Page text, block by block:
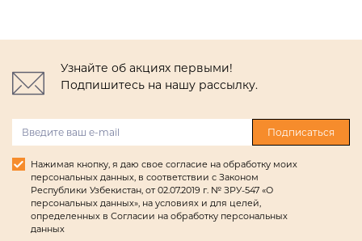
Узнайте об акциях первыми!
Подпишитесь на нашу рассылку.
Подписаться
Нажимая кнопку, я даю свое согласие на обработку моих
персональных данных, в соответствии с Законом
Республики Узбекистан, от 02.07.2019 г. № ЗРУ-547 «О
персональных данных», на условиях и для целей,
определенных в Согласии на обработку персональных
данных